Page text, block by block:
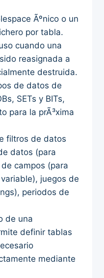
Ãºnico o un
por tabla.
cuando una
reasignada a
destruida.
de datos de
SETs y BITs,
para la prÃ³xima
filtros de datos
datos (para
campos (para
juegos de
periodos de
de una
definir tablas
mediante